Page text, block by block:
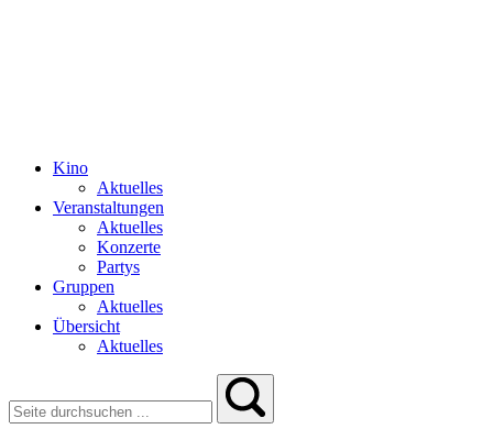
Kino
Aktuelles
Veranstaltungen
Aktuelles
Konzerte
Partys
Gruppen
Aktuelles
Übersicht
Aktuelles